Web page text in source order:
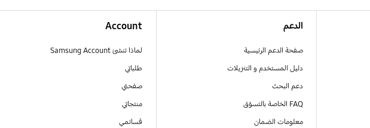
الدعم
صفحة الدعم الرئيسية
دليل المستخدم و التنزيلات
دعم البحث
FAQ الخاصة بالتسوّق
معلومات الضمان
Account
لماذا تنشئ Samsung Account
طلباتي
صفحتي
منتجاتي
قسائمي